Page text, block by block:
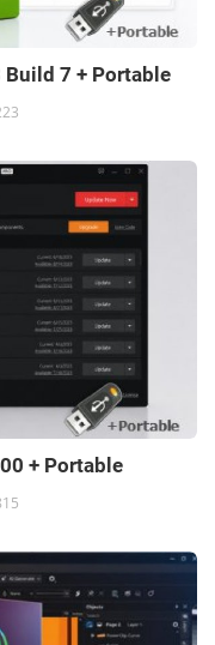
7 + Portable
+ Portable